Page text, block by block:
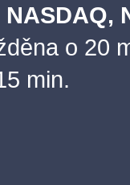
NASDAQ,
o 20
min.